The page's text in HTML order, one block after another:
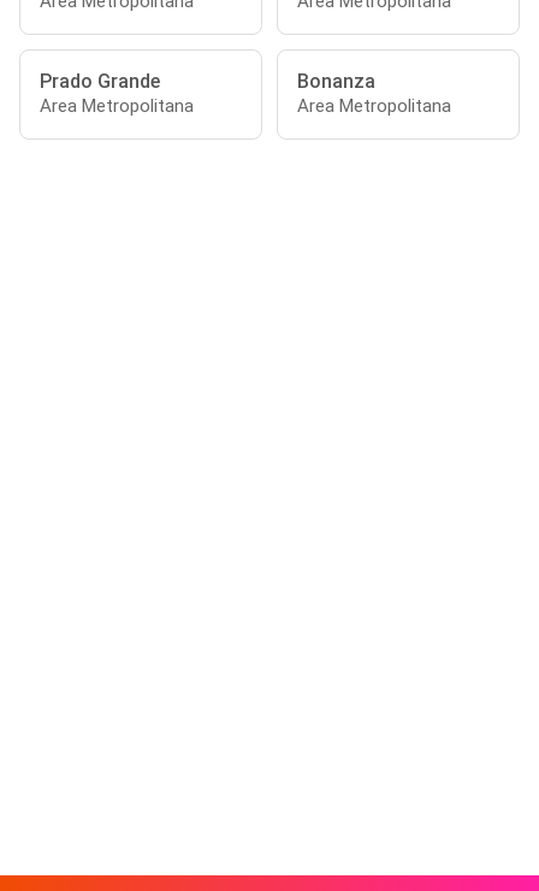
Prado Grande
Area Metropolitana
Bonanza
Area Metropolitana